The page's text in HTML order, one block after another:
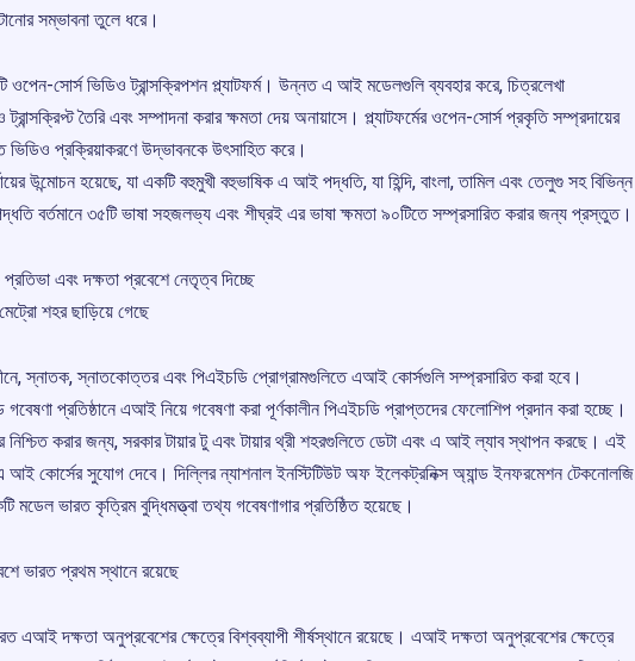
সম্ভাবনা তুলে ধরে।
সোর্স ভিডিও ট্রান্সক্রিপশন প্ল্যাটফর্ম। উন্নত এ আই মডেলগুলি ব্যবহার করে, চিত্রলেখা
ট্রান্সক্রিপ্ট তৈরি এবং সম্পাদনা করার ক্ষমতা দেয় অনায়াসে। প্ল্যাটফর্মের ওপেন-সোর্স প্রকৃতি সম্প্রদায়ের
প্রক্রিয়াকরণে উদ্ভাবনকে উৎসাহিত করে।
উন্মোচন হয়েছে, যা একটি বহুমুখী বহুভাষিক এ আই পদ্ধতি, যা হিন্দি, বাংলা, তামিল এবং তেলুগু সহ বিভিন্ন
বর্তমানে ৩৫টি ভাষা সহজলভ্য এবং শীঘ্রই এর ভাষা ক্ষমতা ৯০টিতে সম্প্রসারিত করার জন্য প্রস্তুত।
এবং দক্ষতা প্রবেশে নেতৃত্ব দিচ্ছে
শহর ছাড়িয়ে গেছে
স্নাতক, স্নাতকোত্তর এবং পিএইচডি প্রোগ্রামগুলিতে এআই কোর্সগুলি সম্প্রসারিত করা হবে।
প্রতিষ্ঠানে এআই নিয়ে গবেষণা করা পূর্ণকালীন পিএইচডি প্রাপ্তদের ফেলোশিপ প্রদান করা হচ্ছে।
করার জন্য, সরকার টায়ার টু এবং টায়ার থ্রী শহরগুলিতে ডেটা এবং এ আই ল্যাব স্থাপন করছে। এই
কোর্সের সুযোগ দেবে। দিল্লির ন্যাশনাল ইনস্টিটিউট অফ ইলেকট্রনিক্স অ্যান্ড ইনফরমেশন টেকনোলজি
ভারত কৃত্রিম বুদ্ধিমত্ত্বা তথ্য গবেষণাগার প্রতিষ্ঠিত হয়েছে।
ভারত প্রথম স্থানে রয়েছে
দক্ষতা অনুপ্রবেশের ক্ষেত্রে বিশ্বব্যাপী শীর্ষস্থানে রয়েছে। এআই দক্ষতা অনুপ্রবেশের ক্ষেত্রে